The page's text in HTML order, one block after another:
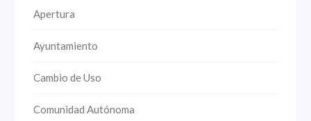
Apertura
Ayuntamiento
Cambio de Uso
Comunidad Autónoma